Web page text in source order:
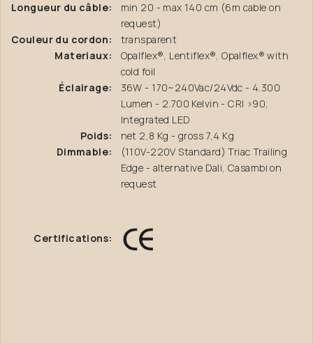
Longueur du câble:
min 20 - max 140 cm (6m cable on
request)
Couleur du cordon:
transparent
Materiaux:
Opalflex®, Lentiflex®, Opalflex® with
cold foil
Éclairage:
36W - 170~240Vac/24Vdc - 4.300
Lumen - 2.700 Kelvin - CRI >90,
Integrated LED
Poids:
net 2,8 Kg - gross 7,4 Kg
Dimmable:
(110V-220V Standard) Triac Trailing
Edge - alternative Dali, Casambi on
request
Certifications: